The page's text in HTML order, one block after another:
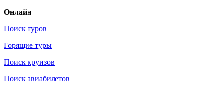
Онлайн
Поиск туров
Горящие туры
Поиск круизов
Поиск авиабилетов